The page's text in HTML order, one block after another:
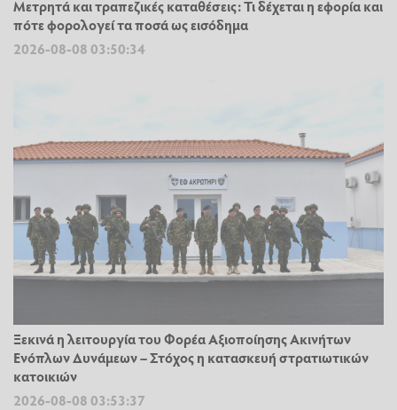
Μετρητά και τραπεζικές καταθέσεις: Τι δέχεται η εφορία και
πότε φορολογεί τα ποσά ως εισόδημα
2026-08-08 03:50:34
Ξεκινά η λειτουργία του Φορέα Αξιοποίησης Ακινήτων
Ενόπλων Δυνάμεων – Στόχος η κατασκευή στρατιωτικών
κατοικιών
2026-08-08 03:53:37